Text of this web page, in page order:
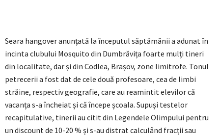
Seara hangover anunțată la începutul săptămânii a adunat în
incinta clubului Mosquito din Dumbrăvița foarte mulți tineri
din localitate, dar și din Codlea, Brașov, zone limitrofe. Tonul
petrecerii a fost dat de cele două profesoare, cea de limbi
străine, respectiv geografie, care au reamintit elevilor că
vacanța s-a încheiat și că începe școala. Supuși testelor
recapitulative, tinerii au citit din Legendele Olimpului pentru
un discount de 10-20 % și s-au distrat calculând fracții sau